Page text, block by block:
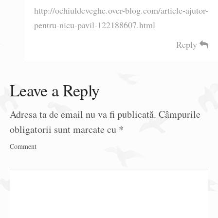
http://ochiuldeveghe.over-blog.com/article-ajutor-
pentru-nicu-pavil-122188607.html
Reply
Leave a Reply
Adresa ta de email nu va fi publicată. Câmpurile
obligatorii sunt marcate cu *
Comment